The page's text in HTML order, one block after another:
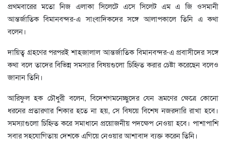
প্রথমবারের মতো নিজ এলাকা সিলেটে এসে সিলেট এম এ জি ওসমানী
আন্তর্জাতিক বিমানবন্দর-এ সাংবাদিকদের সঙ্গে আলাপকালে তিনি এ কথা
বলেন।
দায়িত্ব গ্রহণের পরপরই শাহজালাল আন্তর্জাতিক বিমানবন্দর-এ প্রবাসীদের সঙ্গে
কথা বলে তাদের বিভিন্ন সমস্যার বিষয়গুলো চিহ্নিত করার চেষ্টা করেছেন বলেও
জানান তিনি।
আরিফুল হক চৌধুরী বলেন, বিদেশগমনেচ্ছুদের যেন ভ্রমণের ক্ষেত্রে কোনো
ধরনের প্রতারণার শিকার হতে না হয়, সে বিষয়ে বিশেষ নজরদারি রাখা হবে।
সমস্যাগুলো চিহ্নিত করে সমাধানে প্রয়োজনীয় পদক্ষেপ নেওয়া হবে। পাশাপাশি
সবার সহযোগিতায় দেশকে এগিয়ে নেওয়ার আশাবাদ ব্যক্ত করেন তিনি।